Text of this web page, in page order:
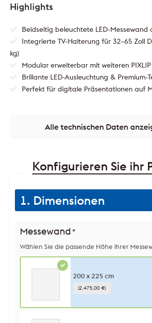
Highlights
Beidseitig beleuchtete LED-Messewand
Integrierte TV-Halterung für 32–65 Zoll
kg)
Modular erweiterbar mit weiteren PIXLIP
Brillante LED-Ausleuchtung & Premium-
Perfekt für digitale Präsentationen auf
Alle technischen Daten
Konfigurieren Sie ihr
1. Dimensionen
Messewand *
Wählen Sie die passende Höhe Ihrer
200 x 225 cm
(2.475,00 €)